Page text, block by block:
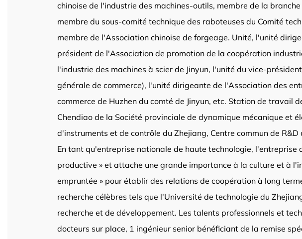
chinoise de l'industrie des machines-outils, membre de la
membre du sous-comité technique des raboteuses du Comité
membre de l'Association chinoise de forgeage. Unité, l'unité
président de l'Association de promotion de la coopération
l'industrie des machines à scier de Jinyun, l'unité du vice-
générale de commerce), l'unité dirigeante de l'Association des
commerce de Huzhen du comté de Jinyun, etc. Station de
Chendiao de la Société provinciale de dynamique mécanique et
d'instruments et de contrôle du Zhejiang, Centre commun de
En tant qu'entreprise nationale de haute technologie,
productive » et attache une grande importance à la culture et à
empruntée » pour établir des relations de coopération à long
recherche célèbres tels que l'Université de technologie du
recherche et de développement. Les talents professionnels et
docteurs sur place, 1 ingénieur senior bénéficiant de la remise